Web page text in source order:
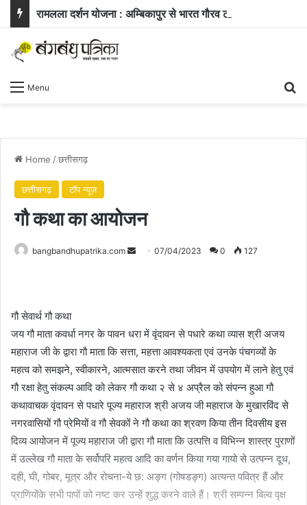
Menu
Home /छत्तीसगढ़
छत्तीसगढ़ टॉप न्यूज़
गौ कथा का आयोजन
bangbandhupatrika.com
Send07/04/2023 0 127
गौ सेवार्थ गौ कथा
जय गौ माता कवर्धा नगर के पावन धरा में वृंदावन से पधारे कथा व्यास श्री अजय
महाराज जी के द्वारा गौ माता कि सत्ता, महत्ता आवश्यकता एवं उनके पंचगव्यों के
महत्व को समझने, स्वीकारने, आत्मसात करने तथा जीवन में उपयोग में लाने हेतु एवं
गौ रक्षा हेतु संकल्प आदि को लेकर गौ कथा २ से ४ अप्रैल को संपन्न हुआ गौ
कथावाचक वृंदावन से पधारे पूज्य महाराज श्री अजय जी महाराज के मुखारविंद से
नगरवासियों गौ प्रेमियों व गौ सेवकों ने गौ कथा का श्रवण किया तीन दिवसीय इस
दिव्य आयोजन में पूज्य महाराज जी द्वारा गौ माता कि उत्पत्ति व विभिन्न शास्त्र पुराणों
में उल्लेख गौ माता के सर्वोपरि महत्व आदि का वर्णन किया गया गायो से उत्पन्न दूध,
दही, घी, गोबर, मूत्र और रोचना-ये छ: अङ्ग (गोषडङ्ग) अत्यन्त पवित्र हैं और
प्राणियोंके सभी पापों को नष्ट कर उन्हें शुद्ध करने वाले हैं। श्री सम्पन्न बिल्व वृक्ष